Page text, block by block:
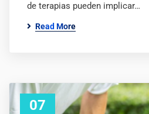
de terapias pueden implicar…
Read More
07